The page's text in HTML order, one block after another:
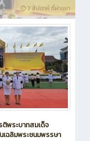
2 สัปดาห์ ที่ผ่านมา
ติพระบาทสมเด็จ
เฉลิมพระชนมพรรษา